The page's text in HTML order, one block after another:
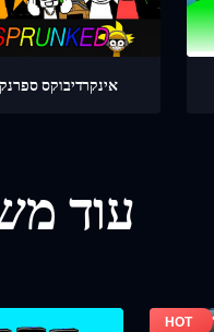
אינקרדיבוקס
עוד